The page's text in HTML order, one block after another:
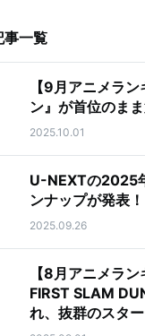
事一覧
【9月アニメラ
ン』が首位のま
2025.10.01
U-NEXTの2025
ンナップが発表！
2025.09.26
【8月アニメラ
FIRST SLAM
れ、抜群のスター